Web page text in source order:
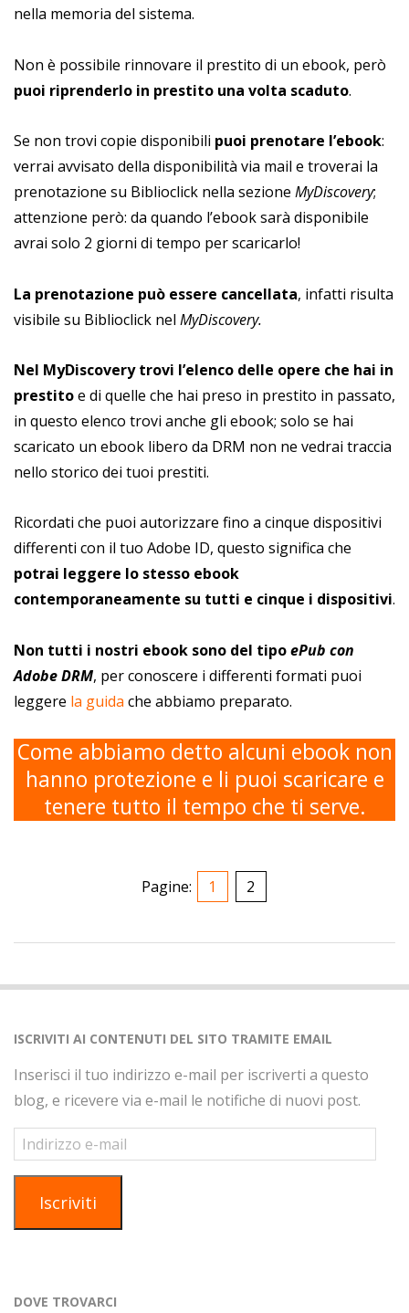
nella memoria del sistema.
Non è possibile rinnovare il prestito di un ebook, però
puoi riprenderlo in prestito una volta scaduto.
Se non trovi copie disponibili puoi prenotare l’ebook:
verrai avvisato della disponibilità via mail e troverai la
prenotazione su Biblioclick nella sezione MyDiscovery;
attenzione però: da quando l’ebook sarà disponibile
avrai solo 2 giorni di tempo per scaricarlo!
La prenotazione può essere cancellata, infatti risulta
visibile su Biblioclick nel MyDiscovery.
Nel MyDiscovery trovi l’elenco delle opere che hai in
prestitoe di quelle che hai preso in prestito in passato,
in questo elenco trovi anche gli ebook; solo se hai
scaricato un ebook libero da DRM non ne vedrai traccia
nello storico dei tuoi prestiti.
Ricordati che puoi autorizzare fino a cinque dispositivi
differenti con il tuo Adobe ID, questo significa che
potrai leggere lo stesso ebook
contemporaneamente su tutti e cinque i dispositivi.
Non tutti i nostri ebook sono del tipoePub con
Adobe DRM, per conoscere i differenti formati puoi
leggere la guida che abbiamo preparato.
Come abbiamo detto alcuni ebook non
hanno protezione e li puoi scaricare e
tenere tutto il tempo che ti serve.
Pagine: 1 2
10-
ISCRIVITI AI CONTENUTI DEL SITO TRAMITE EMAIL
Inserisci il tuo indirizzo e-mail per iscriverti a questo
blog, e ricevere via e-mail le notifiche di nuovi post.
Indirizzo
e-
mail
Iscriviti
DOVE TROVARCI